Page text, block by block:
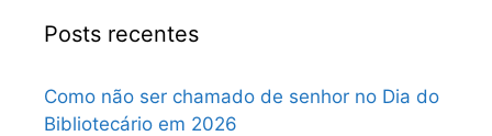
Posts recentes
Como não ser chamado de senhor no Dia do
Bibliotecário em 2026